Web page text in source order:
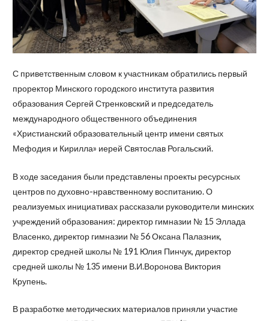
С приветственным словом к участникам обратились первый
проректор Минского городского института развития
образования Сергей Стренковский и председатель
международного общественного объединения
«Христианский образовательный центр имени святых
Мефодия и Кирилла» иерей Святослав Рогальский.
В ходе заседания были представлены проекты ресурсных
центров по духовно-нравственному воспитанию. О
реализуемых инициативах рассказали руководители минских
учреждений образования: директор гимназии № 15 Эллада
Власенко, директор гимназии № 56 Оксана Палазник,
директор средней школы № 191 Юлия Пинчук, директор
средней школы № 135 имени В.И.Воронова Виктория
Крупень.
В разработке методических материалов приняли участие